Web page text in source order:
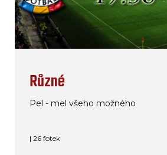
Různé
Pel - mel všeho možného
| 26 fotek